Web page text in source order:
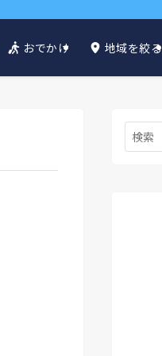
おでかけ 地域を絞る